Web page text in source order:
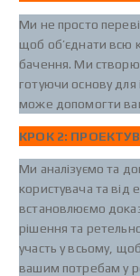
Ми не просто
щоб об’єднати всю
бачення. Ми
готуючи основу для
може допомогти
КРОК 2:
Ми аналізуємо та
користувача та від
встановлюємо
рішення та
участь у всьому,
вашим потребам у